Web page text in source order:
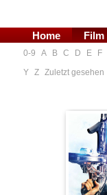
Home Film
0-9 A B C D E F
Y Z Zuletzt gesehen